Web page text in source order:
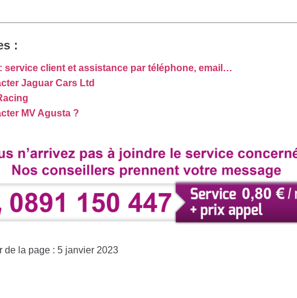
:
service client et assistance par téléphone, email…
Jaguar Cars Ltd
MV Agusta ?
de la page : 5 janvier 2023